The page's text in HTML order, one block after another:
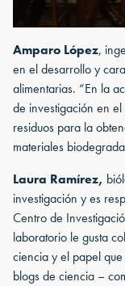
Amparo López,
en el desarrollo y
alimentarias. “En la
de investigación en
residuos para la
materiales
Laura Ramírez,
investigación y es
Centro de
laboratorio le gusta
ciencia y el papel
blogs de ciencia –